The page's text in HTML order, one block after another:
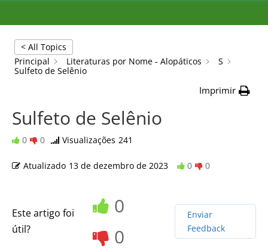
< All Topics
Principal
Literaturas por Nome - Alopáticos
S
Sulfeto de Selênio
Imprimir
Sulfeto de Selênio
0 0 Visualizações 241
Atualizado 13 de dezembro de 2023 0 0
Este artigo foi
útil?
0
0
Enviar
Feedback